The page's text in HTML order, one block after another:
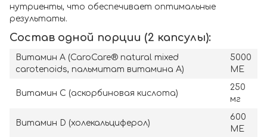
нутриенты, что обеспечивает оптимальные
результаты.
Состав одной порции (2 капсулы):
Витамин A (CaroCare® natural mixed
carotenoids, пальмитат витамина А)
5000
МЕ
Витамин C (аскорбиновая кислота)
250
мг
Витамин D (холекальциферол)
600
МЕ